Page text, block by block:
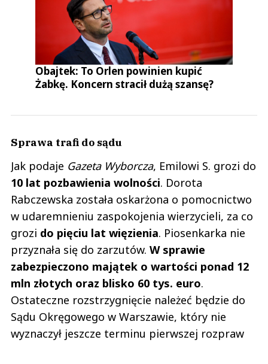
Obajtek: To Orlen powinien kupić
Żabkę. Koncern stracił dużą szansę?
Sprawa trafi do sądu
Jak podaje Gazeta Wyborcza, Emilowi S. grozi do
10 lat pozbawienia wolności. Dorota
Rabczewska została oskarżona o pomocnictwo
w udaremnieniu zaspokojenia wierzycieli, za co
grozi do pięciu lat więzienia. Piosenkarka nie
przyznała się do zarzutów. W sprawie
zabezpieczono majątek o wartości ponad 12
mln złotych oraz blisko 60 tys. euro.
Ostateczne rozstrzygnięcie należeć będzie do
Sądu Okręgowego w Warszawie, który nie
wyznaczył jeszcze terminu pierwszej rozpraw